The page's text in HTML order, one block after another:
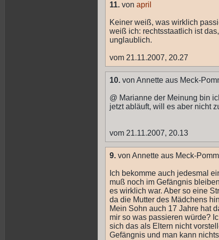
11. von april
Keiner weiß, was wirklich
weiß ich: rechtsstaatlich ist
unglaublich.
vom 21.11.2007, 20.27
10. von Annette aus Meck-
@ Marianne der Meinung bin
jetzt abläuft, will es aber nicht
vom 21.11.2007, 20.13
9. von Annette aus Meck-Pomm
Ich bekomme auch jedesmal
muß noch im Gefängnis
es wirklich war. Aber so eine
da die Mutter des Mädchens
Mein Sohn auch 17 Jahre hat
mir so was passieren würde?
sich das als Eltern nicht
Gefängnis und man kann